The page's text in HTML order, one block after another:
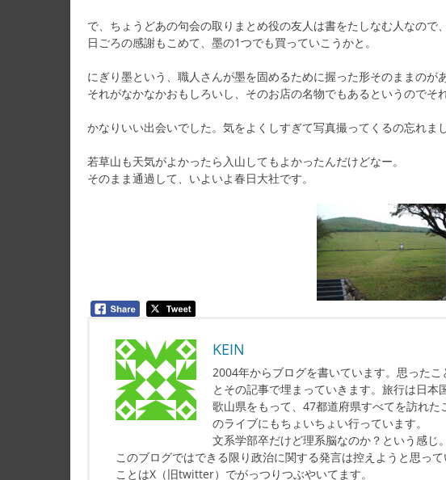
で、ちょうどあの句会の取りまとめ役の友人は書をたしなむ人なので、
日ごろの感謝もこめて、墨の1つでも買っていこうかと。
にぎり墨という、職人さんが墨を固めるために握った形そのままのがあ
それがなかなかおもしろいし、そのお店の名物でもあるというのでそれ
かなりいい出会いでした。気をよくしすぎて写真撮ってくるの忘れまし
若草山も天気がよかったら入山してもよかったんだけどなー。
そのまま通過して、いよいよ春日大社です。
KEIN
2004年からブログを書いています。思った
とその記事で埋まっていきます。旅行は日
歌山県をもって、47都道府県すべてを訪れ
のライブにもちょいちょい行っています。
文系学部卒だけど理系脳なのか？という感じ。
このブログではできる限り政治に関する発言は控えようと思っ
ことはX（旧twitter）でがっつりつぶやいてます。